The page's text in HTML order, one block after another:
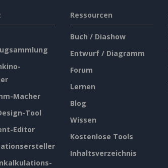
Macher
Tool
Editor
Ressourcen
Buch / Diashow
Entwurf / Diagramm
Forum
Lernen
Blog
Wissen
Kostenlose Tools
Inhaltsverzeichnis